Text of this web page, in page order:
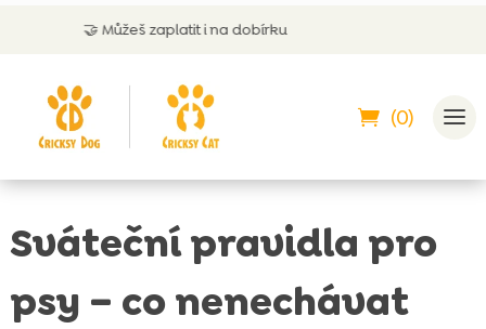
zaplatit i na dobírku
(0)
Sváteční pravidla pro
psy – co nenechávat